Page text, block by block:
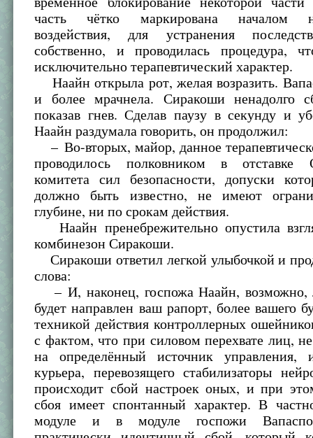
часть чётко маркирована началом
воздействия, для устранения
собственно, и проводилась процедура,
исключительно терапевтический характер.
Наайн открыла рот, желая возразить.
и более мрачнела. Сиракоши ненадолго
показав гнев. Сделав паузу в секунду и
Наайн раздумала говорить, он продолжил:
– Во-вторых, майор, данное
проводилось полковником в отставке
комитета сил безопасности, допуски
должно быть известно, не имеют
глубине, ни по срокам действия.
Наайн пренебрежительно опустила
комбинезон Сиракоши.
Сиракоши ответил легкой улыбочкой и
слова:
– И, наконец, госпожа Наайн, возможно,
будет направлен ваш рапорт, более вашего
техникой действия контроллерных
с фактом, что при силовом перехвате лиц,
на определённый источник
курьера, перевозящего стабилизаторы
происходит сбой настроек оных, и при
сбоя имеет спонтанный характер. В
модуле и в модуле госпожи